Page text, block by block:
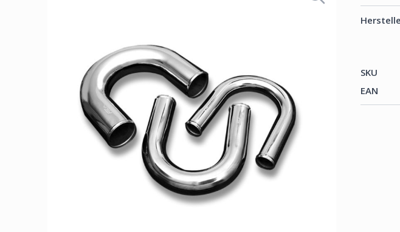
SKU
EAN